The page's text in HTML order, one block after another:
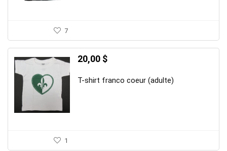
7
20,00 $
T-shirt franco coeur (adulte)
1